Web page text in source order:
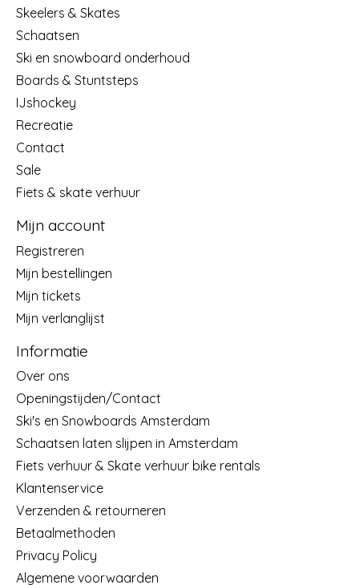
Skeelers & Skates
Schaatsen
Ski en snowboard onderhoud
Boards & Stuntsteps
IJshockey
Recreatie
Contact
Sale
Fiets & skate verhuur
Mijn account
Registreren
Mijn bestellingen
Mijn tickets
Mijn verlanglijst
Informatie
Over ons
Openingstijden/Contact
Ski's en Snowboards Amsterdam
Schaatsen laten slijpen in Amsterdam
Fiets verhuur & Skate verhuur bike rentals
Klantenservice
Verzenden & retourneren
Betaalmethoden
Privacy Policy
Algemene voorwaarden